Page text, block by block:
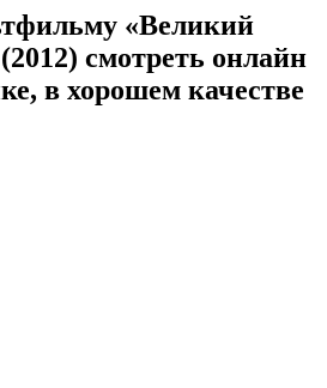
«Великий
cмотреть онлайн
в хорошем качестве